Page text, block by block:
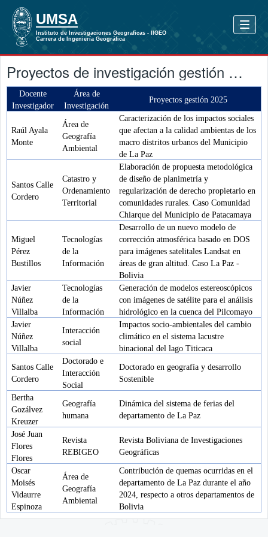
Proyectos de investigación gestión 2025
Docente
Investigador
Área de
Investigación
Proyectos gestión 2025
Raúl Ayala
Monte
Área de
Geografía
Ambiental
Caracterización de los impactos sociales
que afectan a la calidad ambientas de los
macro distritos urbanos del Municipio
de La Paz
Santos Calle
Cordero
Catastro y
Ordenamiento
Territorial
Elaboración de propuesta metodológica
de diseño de planimetría y
regularización de derecho propietario en
comunidades rurales. Caso Comunidad
Chiarque del Municipio de Patacamaya
Miguel
Pérez
Bustillos
Tecnologías
de la
Información
Desarrollo de un nuevo modelo de
corrección atmosférica basado en DOS
para imágenes satelitales Landsat en
áreas de gran altitud. Caso La Paz -
Bolivia
Javier
Núñez
Villalba
Tecnologías
de la
Información
Generación de modelos estereoscópicos
con imágenes de satélite para el análisis
hidrológico en la cuenca del Pilcomayo
Javier
Núñez
Villalba
Interacción
social
Impactos socio-ambientales del cambio
climático en el sistema lacustre
binacional del lago Titicaca
Santos Calle
Cordero
Doctorado e
Interacción
Social
Doctorado en geografía y desarrollo
Sostenible
Bertha
Gozálvez
Kreuzer
Geografía
humana
Dinámica del sistema de ferias del
departamento de La Paz
José Juan
Flores
Flores
Revista
REBIGEO
Revista Boliviana de Investigaciones
Geográficas
Oscar
Moisés
Vidaurre
Espinoza
Área de
Geografía
Ambiental
Contribución de quemas ocurridas en el
departamento de La Paz durante el año
2024, respecto a otros departamentos de
Bolivia